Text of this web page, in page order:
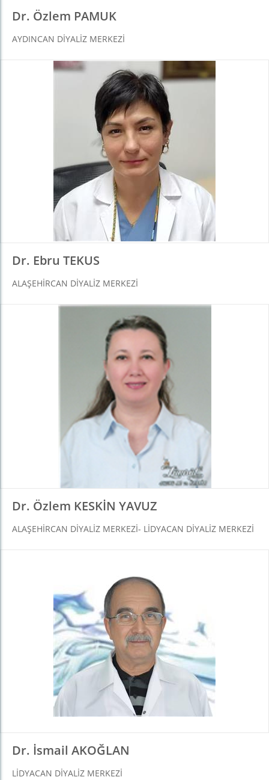
Dr. Özlem PAMUK
AYDINCAN DIYALIZ MERKEZI
Dr. Ebru TEKUS
ALAŞEHIRCAN DIYALIZ MERKEZI
Dr. Özlem KESKİN YAVUZ
ALAŞEHIRCAN DIYALIZ MERKEZI- LIDYACAN DIYALIZ MERKEZI
Dr. İsmail AKOĞLAN
LIDYACAN DIYALIZ MERKEZI